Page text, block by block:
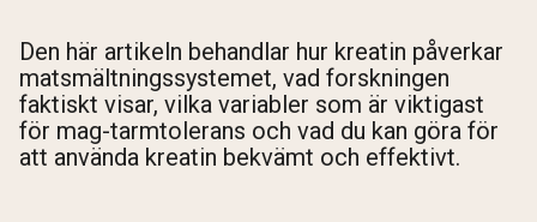
Den här artikeln behandlar hur kreatin påverkar
matsmältningssystemet, vad forskningen
faktiskt visar, vilka variabler som är viktigast
för mag-tarmtolerans och vad du kan göra för
att använda kreatin bekvämt och effektivt.